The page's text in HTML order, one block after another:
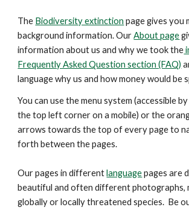
The Biodiversity extinction page gives you
background information. OurAbout page
information about us and why we took the
Frequently Asked Question section (FAQ)
language why us and how money would be
You can use the menu system (accessible
the top left corner on a mobile) or the
arrowstowards the top of every page to
forth between the pages.
Our pages in differentlanguagepages are
beautiful and often different photographs,
globally or locally threatened species. Be